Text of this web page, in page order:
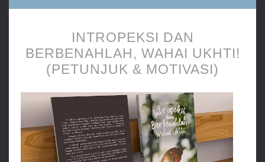
INTROPEKSI DAN
BERBENAHLAH, WAHAI UKHTI!
(PETUNJUK & MOTIVASI)